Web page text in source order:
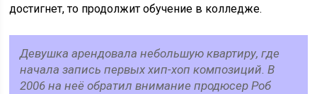
достигнет, то продолжит обучение в колледже.
Девушка арендовала небольшую квартиру, где
начала запись первых хип-хоп композиций. В
2006 на неё обратил внимание продюсер Роб